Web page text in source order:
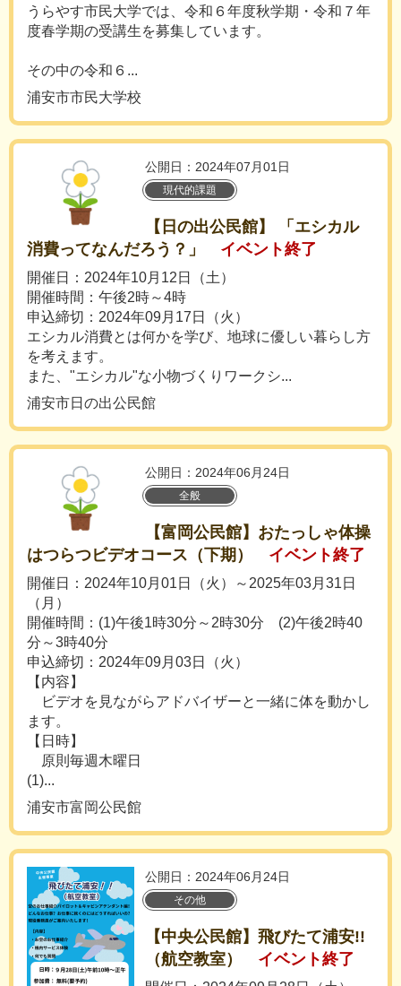
うらやす市民大学では、令和６年度秋学期・令和７年
度春学期の受講生を募集しています。
その中の令和６...
浦安市市民大学校
公開日：2024年07月01日
現代的課題
【日の出公民館】 「エシカル
消費ってなんだろう？」
イベント終了
開催日：2024年10月12日（土）
開催時間：午後2時～4時
申込締切：2024年09月17日（火）
エシカル消費とは何かを学び、地球に優しい暮らし方
を考えます。
また、"エシカル"な小物づくりワークシ...
浦安市日の出公民館
公開日：2024年06月24日
全般
【富岡公民館】おたっしゃ体操
はつらつビデオコース（下期）
イベント終了
開催日：2024年10月01日（火）～2025年03月31日
（月）
開催時間：(1)午後1時30分～2時30分 (2)午後2時40
分～3時40分
申込締切：2024年09月03日（火）
【内容】
ビデオを見ながらアドバイザーと一緒に体を動かし
ます。
【日時】
原則毎週木曜日
(1)...
浦安市富岡公民館
公開日：2024年06月24日
その他
【中央公民館】飛びたて浦安!!
（航空教室）
イベント終了